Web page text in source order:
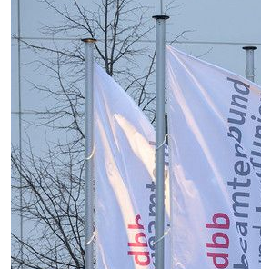
BUNDESTAGSWAHL 2025
POSITIONEN
SCHWERPUNKTTHEMEN
PUBLIKATIONEN
TERMINE & VERANSTALTUNGEN